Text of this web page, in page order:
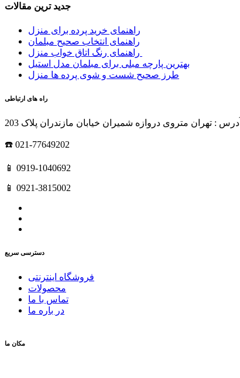
جدید ترین مقالات
راهنمای خرید پرده برای منزل
راهنمای انتخاب صحیح مبلمان
بهترین پارچه مبلی برای مبلمان مدل استیل
طرز صحیح شست و شوی پرده ها منزل
راه های ارتباطی
آدرس : تهران متروی دروازه شمیران خیابان مازندران پلاک 203
☎️ 021-77649202
📱 0919-1040692
📱 0921-3815002
دسترسی سریع
فروشگاه اینترنتی
محصولات
تماس با ما
در باره ما
مکان ما